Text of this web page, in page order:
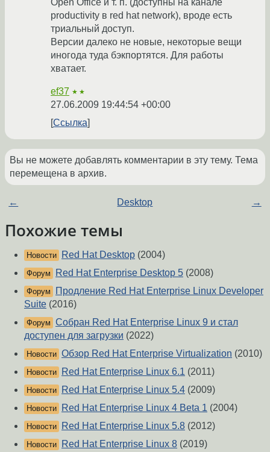
Open Office и т. п. (доступны на канале
productivity в red hat network), вроде есть
триальный доступ.
Версии далеко не новые, некоторые вещи
иногода туда бэкпортятся. Для работы
хватает.
ef37 ★★
27.06.2009 19:44:54 +00:00
Ссылка
Вы не можете добавлять комментарии в эту тему. Тема
перемещена в архив.
← Desktop →
Похожие темы
Новости Red Hat Desktop (2004)
Форум Red Hat Enterprise Desktop 5 (2008)
Форум
Продление Red Hat Enterprise Linux Developer
Suite (2016)
Форум Собран Red Hat Enterprise Linux 9 и стал
доступен для загрузки (2022)
Новости Обзор Red Hat Enterprise Virtualization (2010)
Новости Red Hat Enterprise Linux 6.1 (2011)
Новости Red Hat Enterprise Linux 5.4 (2009)
Новости Red Hat Enterprise Linux 4 Beta 1 (2004)
Новости Red Hat Enterprise Linux 5.8 (2012)
Новости Red Hat Enterprise Linux 8 (2019)